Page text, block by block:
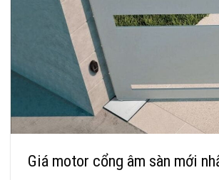
Giá motor cổng âm sàn mới